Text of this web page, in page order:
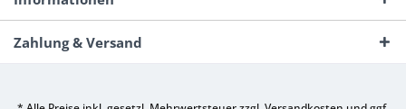
Zahlung & Versand